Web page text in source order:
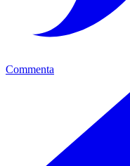
Commenta